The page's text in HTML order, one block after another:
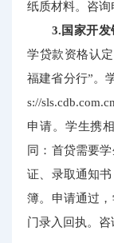
纸质材料。咨询
3.国家开发
学贷款资格认
福建省分行”。
s://
申请。学生携
同：首贷需要
证、录取通知
簿。申请通过
门录入回执。咨